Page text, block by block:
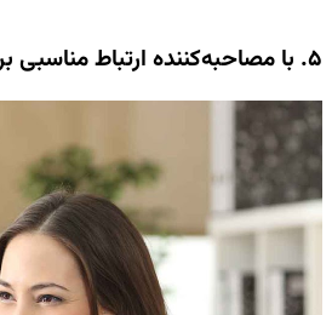
5. با مصاحبه‌کننده ارتباط مناسبی برقرار کنید